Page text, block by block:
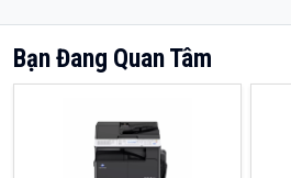
Bạn Đang Quan Tâm